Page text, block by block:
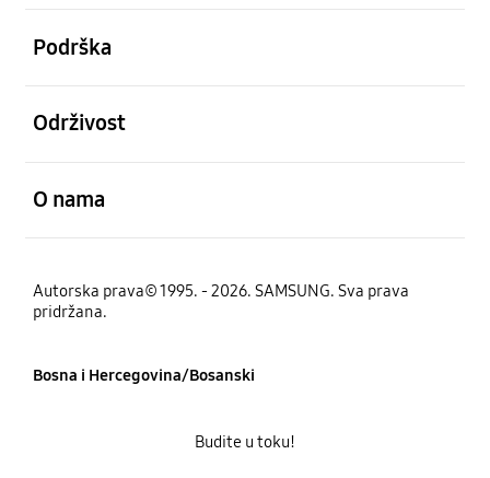
Podrška
Održivost
O nama
Autorska prava© 1995. - 2026. SAMSUNG. Sva prava
pridržana.
Bosna i Hercegovina/Bosanski
Budite u toku!